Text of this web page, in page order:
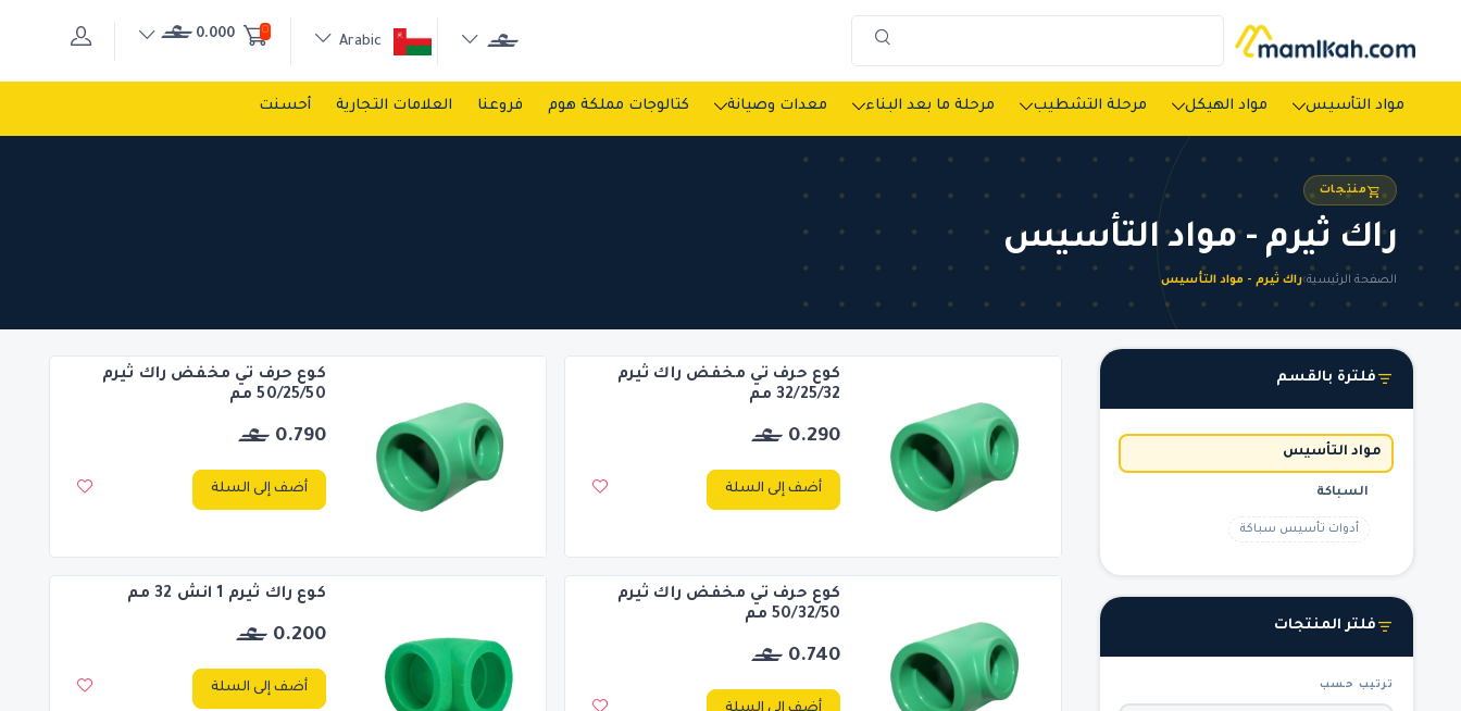
0
0.000
مواد التأسيس مواد الهيكل مرحلة التشطيب مرحلة ما بعد البناء معدات وصيانة كتالوجات مملكة هوم فروعنا العلامات التجارية أحسنت
منتجات
راك ثيرم - مواد التأسيس
الصفحة الرئيسية›راك ثيرم - مواد التأسيس
فلترة بالقسم
مواد التأسيس
السباكة
أدوات تأسيس سباكة
فلتر المنتجات
ترتيب حسب
كوع حرف تي مخفض راك ثيرم
32/25/32 مم
0.290
أضف إلى السلة
كوع حرف تي مخفض راك ثيرم
50/25/50 مم
0.790
أضف إلى السلة
كوع حرف تي مخفض راك ثيرم
50/32/50 مم
0.740
كوع راك ثيرم 1 انش 32 مم
0.200
أضف إلى السلة